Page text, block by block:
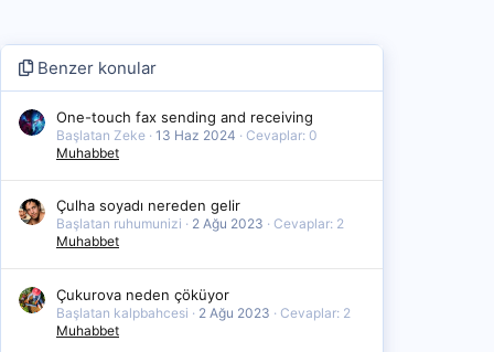
Benzer konular
One-touch fax sending and receiving
Başlatan Zeke 13 Haz 2024
Cevaplar: 0
Muhabbet
Çulha soyadı nereden gelir
Başlatan ruhumunizi 2 Ağu 2023
Cevaplar: 2
Muhabbet
Çukurova neden çöküyor
Başlatan kalpbahcesi 2 Ağu 2023
Cevaplar: 2
Muhabbet